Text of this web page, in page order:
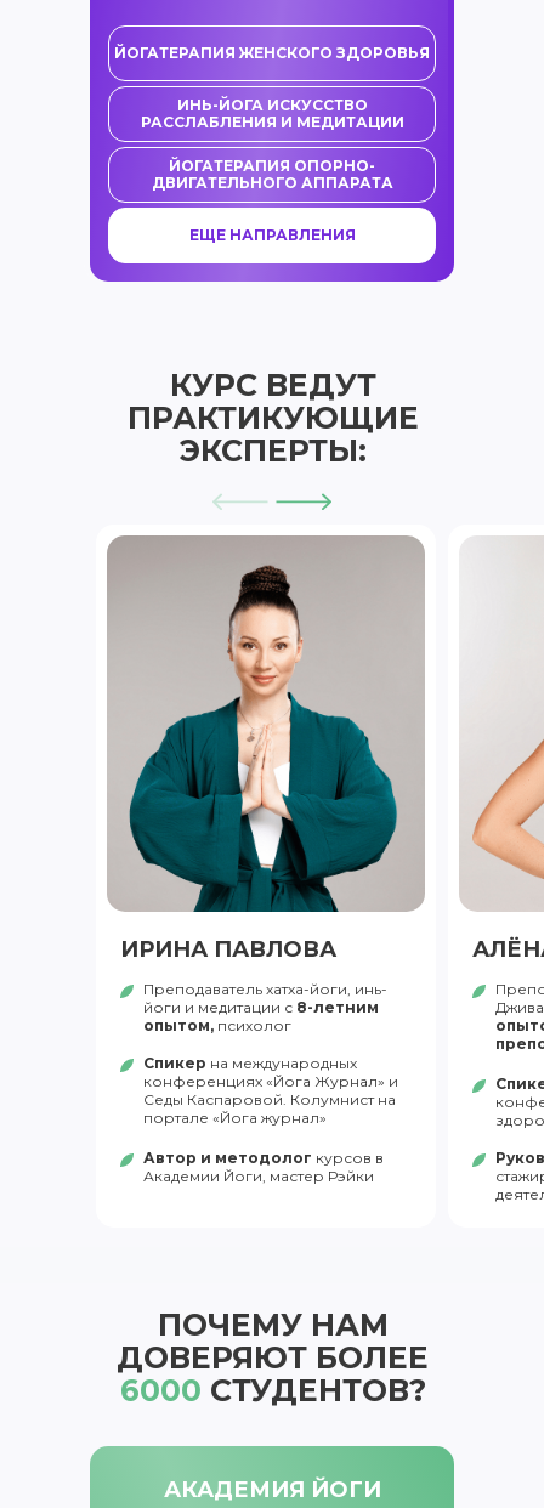
ЙОГАТЕРАПИЯ ЖЕНСКОГО ЗДОРОВЬЯ
ИНЬ-ЙОГА ИСКУССТВО
РАССЛАБЛЕНИЯ И МЕДИТАЦИИ
ЕЩЕ НАПРАВЛЕНИЯ
ЙОГАТЕРАПИЯ ОПОРНО-
ДВИГАТЕЛЬНОГО АППАРАТА
КУРС ВЕДУТ
ПРАКТИКУЮЩИЕ
ЭКСПЕРТЫ:
ИРИНА ПАВЛОВА
Преподаватель хатха-йоги, инь-
йоги и медитации с 8-летним
опытом, психолог
Спикер на международных
конференциях «Йога Журнал» и
Седы Каспаровой. Колумнист на
портале «Йога журнал»
Автор и методолог курсов в
Академии Йоги, мастер Рэйки
ПОЧЕМУ НАМ
ДОВЕРЯЮТ БОЛЕЕ
6000 СТУДЕНТОВ?
АКАДЕМИЯ ЙОГИ